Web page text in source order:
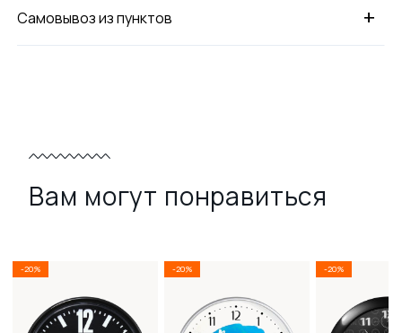
+
Самовывоз из пунктов
Вам могут понравиться
-20% -20% -20%